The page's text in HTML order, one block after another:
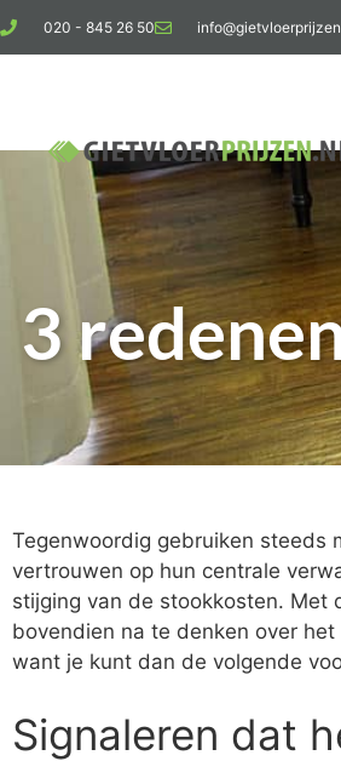
020 - 845 26 50
3
Tegenwoordig gebruiken steeds
vertrouwen op hun centrale
stijging van de stookkosten. Met
bovendien na te denken over
want je kunt dan de volgende
Signaleren dat